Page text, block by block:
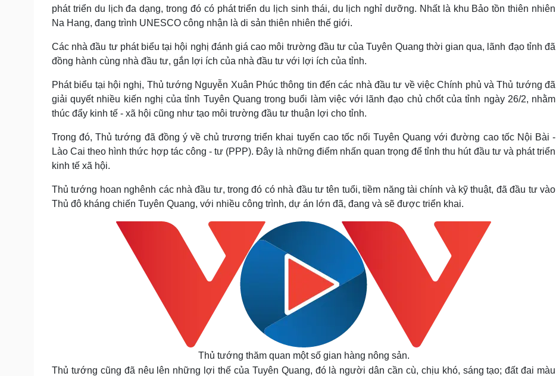
phát triển du lịch đa dạng, trong đó có phát triển du lịch sinh thái, du lịch nghỉ dưỡng. Nhất là khu Bảo tồn thiên nhiên
Na Hang, đang trình UNESCO công nhận là di sản thiên nhiên thế giới.
Các nhà đầu tư phát biểu tại hội nghị đánh giá cao môi trường đầu tư của Tuyên Quang thời gian qua, lãnh đạo tỉnh đã
đồng hành cùng nhà đầu tư, gắn lợi ích của nhà đầu tư với lợi ích của tỉnh.
Phát biểu tại hội nghị, Thủ tướng Nguyễn Xuân Phúc thông tin đến các nhà đầu tư về việc Chính phủ và Thủ tướng đã
giải quyết nhiều kiến nghị của tỉnh Tuyên Quang trong buổi làm việc với lãnh đạo chủ chốt của tỉnh ngày 26/2, nhằm
thúc đẩy kinh tế - xã hội cũng như tạo môi trường đầu tư thuận lợi cho tỉnh.
Trong đó, Thủ tướng đã đồng ý về chủ trương triển khai tuyến cao tốc nối Tuyên Quang với đường cao tốc Nội Bài -
Lào Cai theo hình thức hợp tác công - tư (PPP). Đây là những điểm nhấn quan trọng để tỉnh thu hút đầu tư và phát triển
kinh tế xã hội.
Thủ tướng hoan nghênh các nhà đầu tư, trong đó có nhà đầu tư tên tuổi, tiềm năng tài chính và kỹ thuật, đã đầu tư vào
Thủ đô kháng chiến Tuyên Quang, với nhiều công trình, dự án lớn đã, đang và sẽ được triển khai.
Thủ tướng thăm quan một số gian hàng nông sản.
Thủ tướng cũng đã nêu lên những lợi thế của Tuyên Quang, đó là người dân cần cù, chịu khó, sáng tạo; đất đai màu